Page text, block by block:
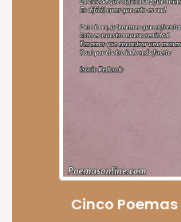
Cinco Poemas